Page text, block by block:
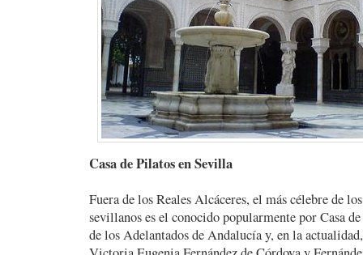
Casa de Pilatos en Sevilla
Fuera de los Reales Alcáceres, el más célebre de
sevillanos es el conocido popularmente por Casa
de los Adelantados de Andalucía y, en la